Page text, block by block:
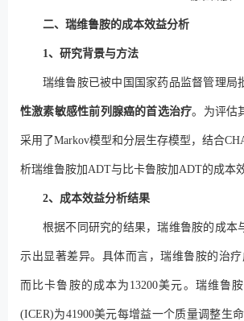
二、瑞维鲁胺的成本效益分析
1、研究背景与方法
瑞维鲁胺已被中国国家药品监督管理局
性激素敏感性前列腺癌的首选治疗。为评估
采用了Markov模型和分层生存模型，结合
析瑞维鲁胺加ADT与比卡鲁胺加ADT的成本效
2、成本效益分析结果
根据不同研究的结果，瑞维鲁胺的成本
示出显著差异。具体而言，瑞维鲁胺的治疗
而比卡鲁胺的成本为13200美元。瑞维鲁
(ICER)为41900美元每增益一个质量调整生